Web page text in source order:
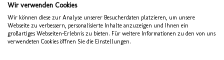
Wir verwenden Cookies
Wir können diese zur Analyse unserer Besucherdaten platzieren, um unsere
Webseite zu verbessern, personalisierte Inhalte anzuzeigen und Ihnen ein
großartiges Webseiten-Erlebnis zu bieten. Für weitere Informationen zu den von uns
verwendeten Cookies öffnen Sie die Einstellungen.